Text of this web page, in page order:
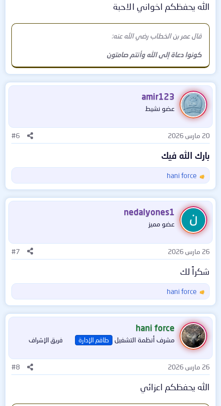
الله يحفظكم اخواني الاحبة
قال عمر بن الخطاب رضي الله عنه:
كونوا دعاة إلى الله وأنتم صامتون
amir123
عضو نشيط
20 مارس 2026 #6
بارك الله فيك
ل
ت
ف
ا
ع
ا
ت
hani force
nedalyones1
عضو مميز
26 مارس 2026 #7
شكراً لك
ل
ت
ف
ا
ع
ا
ت
hani force
hani force
مشرف أنظمة التشغيل طاقم الإدارة فريق الإشراف
26 مارس 2026 #8
الله يحفظكم اعزائي